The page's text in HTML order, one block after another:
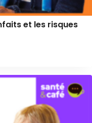
et les risques